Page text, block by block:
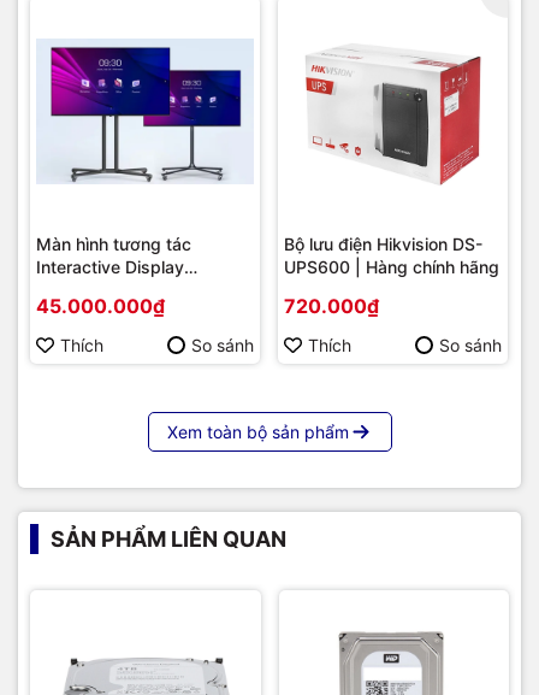
Màn hình tương tác
Interactive Display
86 | Cấu hình cao cấp |
Hàng chính hãng
45.000.000₫
Thích So sánh
Bộ lưu điện Hikvision DS-
UPS600 | Hàng chính hãng
720.000₫
Thích So sánh
Xem toàn bộ sản phẩm
SẢN PHẨM LIÊN QUAN